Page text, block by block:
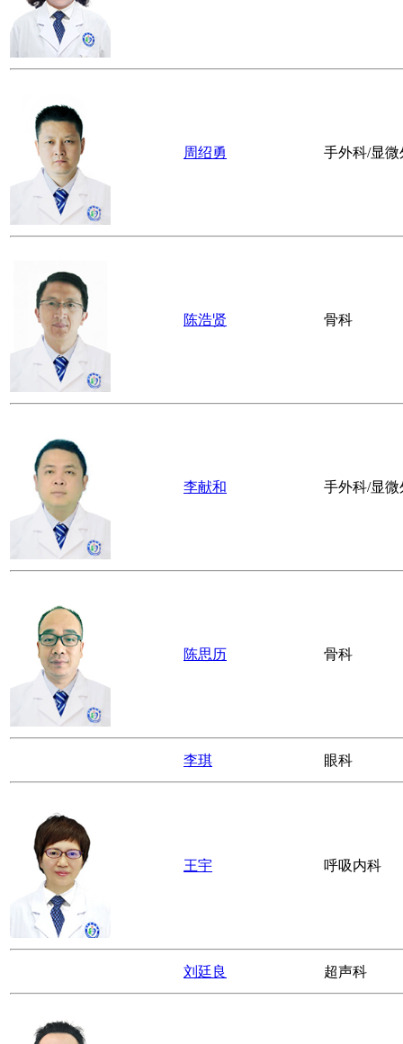
周绍勇 手外科/显微
陈浩贤 骨科
李献和 手外科/显微
陈思历 骨科
李琪 眼科
王宇 呼吸内科
刘廷良 超声科